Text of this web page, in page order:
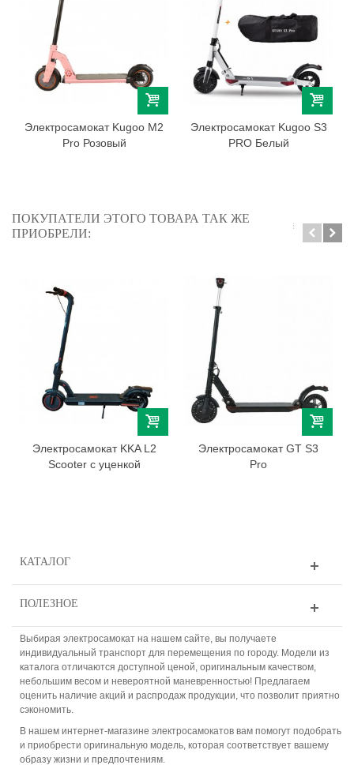
Электросамокат Kugoo M2
Pro Розовый
Электросамокат Kugoo S3
PRO Белый
ПОКУПАТЕЛИ ЭТОГО ТОВАРА ТАК ЖЕ
ПРИОБРЕЛИ:
Электросамокат KKA L2
Scooter с уценкой
Электросамокат GT S3
Pro
КАТАЛОГ
ПОЛЕЗНОЕ
Выбирая электросамокат на нашем сайте, вы получаете
индивидуальный транспорт для перемещения по городу. Модели из
каталога отличаются доступной ценой, оригинальным качеством,
небольшим весом и невероятной маневренностью! Предлагаем
оценить наличие акций и распродаж продукции, что позволит приятно
сэкономить.
В нашем интернет-магазине электросамокатов вам помогут подобрать
и приобрести оригинальную модель, которая соответствует вашему
образу жизни и предпочтениям.